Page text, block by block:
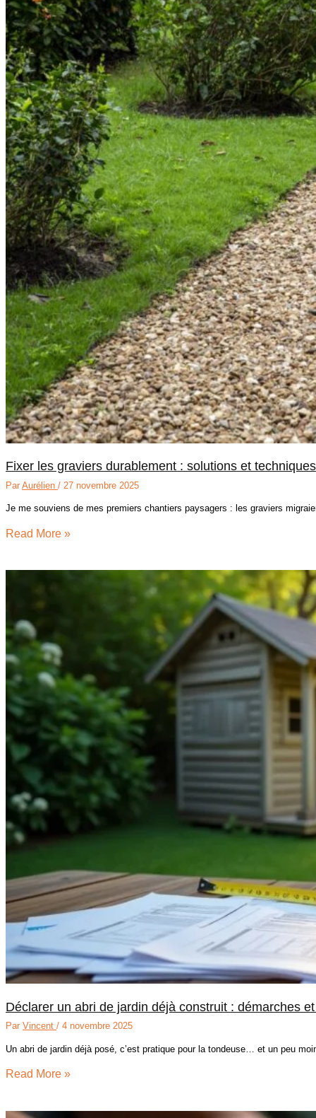
Fixer les graviers durablement : solutions et techniques
Par Aurélien / 27 novembre 2025
Je me souviens de mes premiers chantiers paysagers : les graviers
Read More »
Déclarer un abri de jardin déjà construit : démarches
Par Vincent / 4 novembre 2025
Un abri de jardin déjà posé, c’est pratique pour la tondeuse… et un peu
Read More »